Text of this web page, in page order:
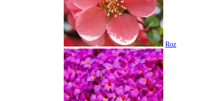
Roz